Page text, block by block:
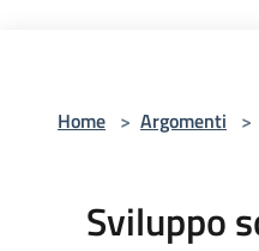
Home > Argomenti >
Sviluppo